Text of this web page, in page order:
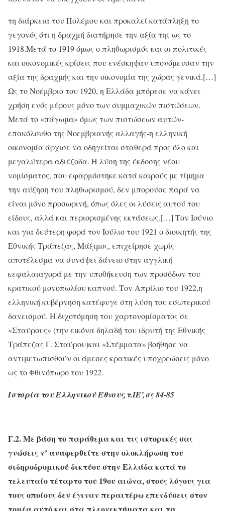
τη διάρκεια του Πολέμου και προκαλεί κατάπληξη το
γεγονός ότι η δραχμή διατήρησε την αξία της ως το
1918.Μετά το 1919 όμως ο πληθωρισμός και οι πολιτικές
και οικονομικές κρίσεις που ενέσκηψαν υπονόμευσαν την
αξία της δραχμής και την οικονομία της χώρας γενικά.[…]
Ως το Νοέμβριο του 1920, η Ελλάδα μπόρεσε να κάνει
χρήση ενός μέρους μόνο των συμμαχικών πιστώσεων.
Μετά το «πάγωμα» όμως των πιστώσεων αυτών-
επακόλουθο της Νοεμβριανής αλλαγής-η ελληνική
οικονομία άρχισε να οδηγείται σταθερά προς όλο και
μεγαλύτερα αδιέξοδα. Η λύση της έκδοσης νέου
νομίσματος, που εφαρμόστηκε κατά καιρούς με τίμημα
την αύξηση του πληθωρισμού, δεν μπορούσε παρά να
είναι μόνο προσωρινή, όπως όλες οι λύσεις αυτού του
είδους, αλλά και περιορισμένης εκτάσεως.[…] Τον Ιούνιο
και για δεύτερη φορά τον Ιούλιο του 1921 ο διοικητής της
Εθνικής Τράπεζας, Μάξιμος, επιχείρησε χωρίς
αποτέλεσμα να συνάψει δάνειο στην αγγλική
κεφαλαιαγορά με την υποθήκευση των προσόδων του
κρατικού μονοπωλίου καπνού. Τον Απρίλιο του 1922,η
ελληνική κυβέρνηση κατέφυγε στη λύση του εσωτερικού
δανεισμού. Η διχοτόμηση του χαρτονομίσματος σε
«Σταύρους» (την εικόνα δηλαδή του ιδρυτή της Εθνικής
Τράπεζας Γ. Σταύρου)και «Στέμματα» βοήθησε να
αντιμετωπισθούν οι άμεσες κρατικές υποχρεώσεις μόνο
ως το Φθινόπωρο του 1922.
Ιστορία του Ελληνικού Έθνους,τ.ΙΕ’,σς 84-85
Γ.2. Με βάση το παράθεμα και τις ιστορικές σας
γνώσεις ν’ αναφερθείτε στην ολοκλήρωση του
σιδηροδρομικού δικτύου στην Ελλάδα κατά το
τελευταίο τέταρτο του 19ου αιώνα, στους λόγους για
τους οποίους δεν έγιναν περαιτέρω επενδύσεις στον